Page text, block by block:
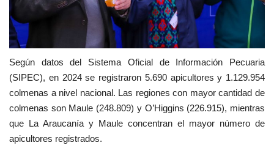
Según datos del Sistema Oficial de Información Pecuaria
(SIPEC), en 2024 se registraron 5.690 apicultores y 1.129.954
colmenas a nivel nacional. Las regiones con mayor cantidad de
colmenas son Maule (248.809) y O’Higgins (226.915), mientras
que La Araucanía y Maule concentran el mayor número de
apicultores registrados.